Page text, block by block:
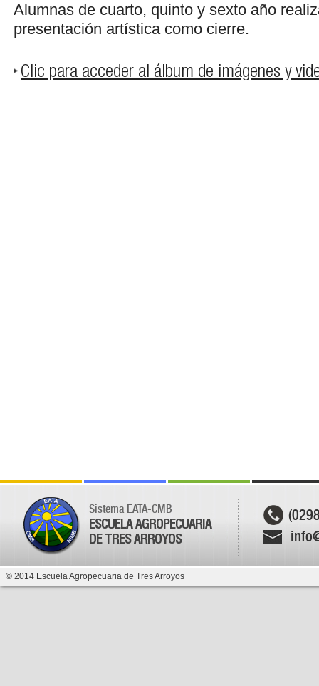
Alumnas de cuarto, quinto y sexto año
presentación artística como cierre.
Clic para acceder al álbum de imágenes y
Sistema EATA-CMB
ESCUELA AGROPECUARIA
DE TRES ARROYOS
© 2014 Escuela Agropecuaria de Tres Arroyos